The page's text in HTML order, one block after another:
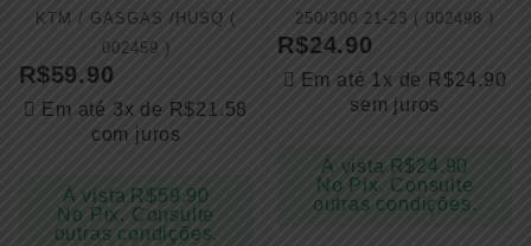
KTM / GASGAS /HUSQ (
002459 )
R$59.90
Em até 3x de R$21.58
com juros
À vista R$59.90
No Pix. Consulte
outras condições.
250/300 21-23 ( 002498 )
R$24.90
Em até 1x de R$24.90
sem juros
À vista R$24.90
No Pix. Consulte
outras condições.